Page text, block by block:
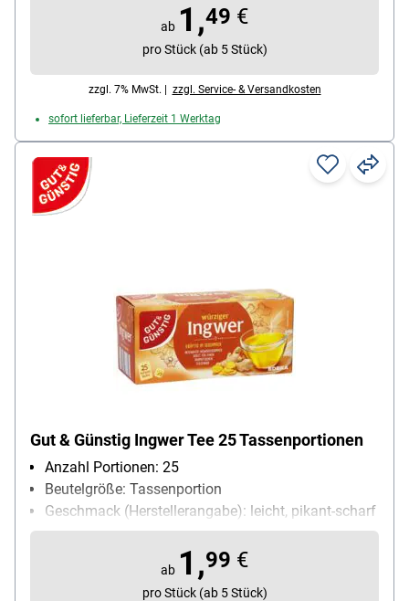
ab 1,49 €
pro Stück (ab 5 Stück)
zzgl. 7% MwSt. | zzgl. Service- & Versandkosten
sofort lieferbar, Lieferzeit 1 Werktag
Gut & Günstig Ingwer Tee 25 Tassenportionen
Anzahl Portionen: 25
Beutelgröße: Tassenportion
Geschmack (Herstellerangabe): leicht, pikant-scharf
Teesorte: Ingwer Tee
ab 1,99 €
pro Stück (ab 5 Stück)